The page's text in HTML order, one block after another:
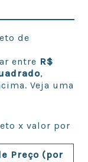
de
entre R$
,
Veja uma
x valor por
Preço (por